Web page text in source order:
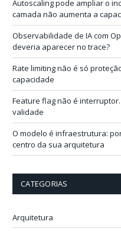
i
Autoscaling pode ampliar o
camada não aumenta a
Observabilidade de IA com
deveria aparecer no trace?
Rate limiting não é só
capacidade
Feature flag não é
validade
O modelo é infraestrutura:
centro da sua arquitetura
CATEGORIAS
Arquitetura